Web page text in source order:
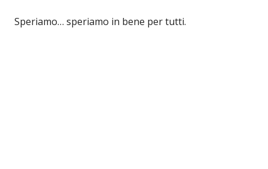
Speriamo… speriamo in bene per tutti.